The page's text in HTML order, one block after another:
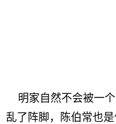
明家自然不会被一
乱了阵脚，陈伯常也